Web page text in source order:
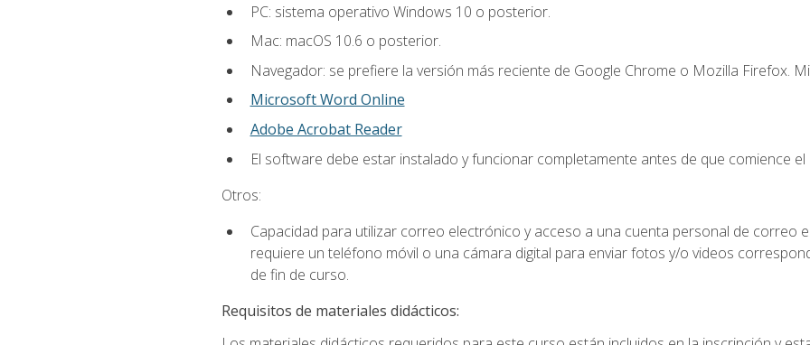
PC: sistema operativo Windows 10 o posterior.
Mac: macOS 10.6 o posterior.
Navegador: se prefiere la versión más reciente de Google Chrome o Mozilla Firefox.
Microsoft Word Online
Adobe Acrobat Reader
El software debe estar instalado y funcionar completamente antes de que comience el
Otros:
Capacidad para utilizar correo electrónico y acceso a una cuenta personal de correo
requiere un teléfono móvil o una cámara digital para enviar fotos y/o videos
de fin de curso.
Requisitos de materiales didácticos: